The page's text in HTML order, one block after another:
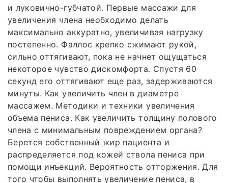
и луковично-губчатой. Первые массажи для
увеличения члена необходимо делать
максимально аккуратно, увеличивая нагрузку
постепенно. Фаллос крепко сжимают рукой,
сильно оттягивают, пока не начнет ощущаться
некоторое чувство дискомфорта. Спустя 60
секунд его оттягивают еще раз, задерживаются
минуты. Как увеличить член в диаметре
массажем. Методики и техники увеличения
объема пениса. Как увеличить толщину полового
члена с минимальным повреждением органа?
Берется собственный жир пациента и
распределяется под кожей ствола пениса при
помощи инъекций. Вероятность отторжения. Для
того чтобы выполнять увеличение пениса, в